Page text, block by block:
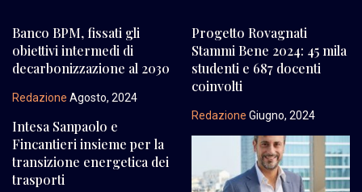
Banco BPM, fissati gli
obiettivi intermedi di
decarbonizzazione al 2030
Redazione Agosto, 2024
Progetto Rovagnati
Stammi Bene 2024: 45 mila
studenti e 687 docenti
coinvolti
Redazione Giugno, 2024
Intesa Sanpaolo e
Fincantieri insieme per la
transizione energetica dei
trasporti